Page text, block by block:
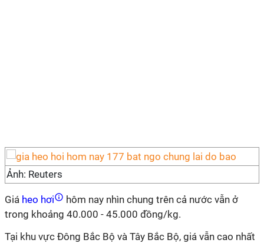
Ảnh: Reuters
Giá heo hơi
hôm nay nhìn chung trên cả nước vẫn ở
trong khoảng 40.000 - 45.000 đồng/kg.
Tại khu vực Đông Bắc Bộ và Tây Bắc Bộ, giá vẫn cao nhất